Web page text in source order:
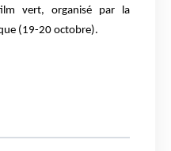
vert, organisé par la
(19-20 octobre).